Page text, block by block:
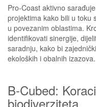
Pro-Coast aktivno
projektima kako bili u toku
u povezanim oblastima.
identifikovati sinergije,
saradnju, kako bi
ekoloških i obalnih izazova.
B-Cubed:
biodiverziteta